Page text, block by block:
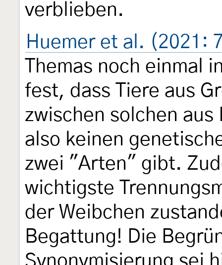
verblieben.
Huemer et al. (2021:
Themas noch
fest, dass Tiere aus
zwischen solchen
also keinen
zwei "Arten" gibt.
wichtigste
der Weibchen
Begattung! Die